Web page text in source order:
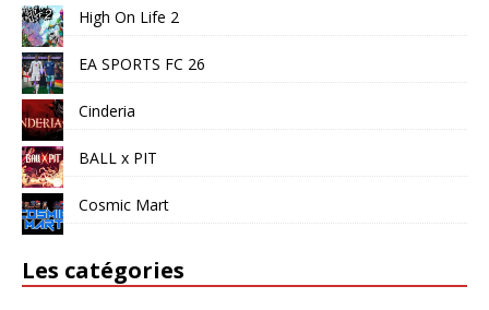
High On Life 2
EA SPORTS FC 26
Cinderia
BALL x PIT
Cosmic Mart
Les catégories